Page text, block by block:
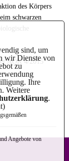
des Körpers
schwarzen
AOK 4/2015
sind, um
wir Dienste von
zu
Ihre
Weitere
.
)
Angebote von